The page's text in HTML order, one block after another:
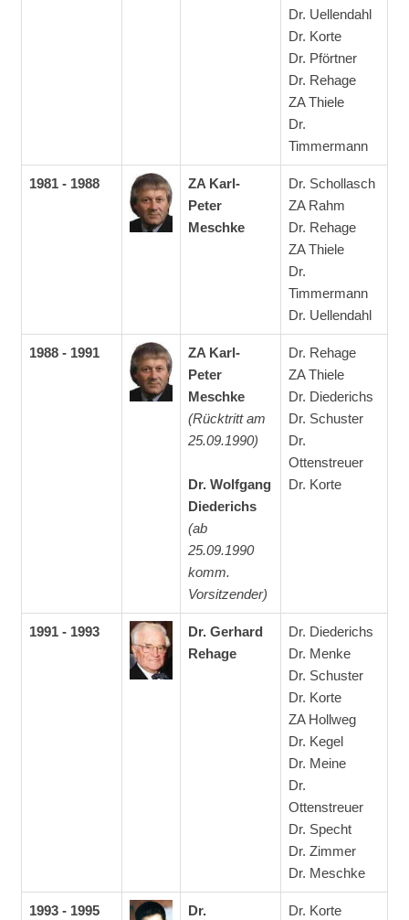
Dr. Uellendahl
Dr. Korte
Dr. Pförtner
Dr. Rehage
ZA Thiele
Dr.
Timmermann
1981 - 1988
ZA Karl-
Peter
Meschke
Dr. Schollasch
ZA Rahm
Dr. Rehage
ZA Thiele
Dr.
Timmermann
Dr. Uellendahl
1988 - 1991
ZA Karl-
Peter
Meschke
(Rücktritt am
25.09.1990)
Dr. Wolfgang
Diederichs
(ab
25.09.1990
komm.
Vorsitzender)
Dr. Rehage
ZA Thiele
Dr. Diederichs
Dr. Schuster
Dr.
Ottenstreuer
Dr. Korte
1991 - 1993
Dr. Gerhard
Rehage
Dr. Diederichs
Dr. Menke
Dr. Schuster
Dr. Korte
ZA Hollweg
Dr. Kegel
Dr. Meine
Dr.
Ottenstreuer
Dr. Specht
Dr. Zimmer
Dr. Meschke
1993 - 1995
Dr.
Dr. Korte